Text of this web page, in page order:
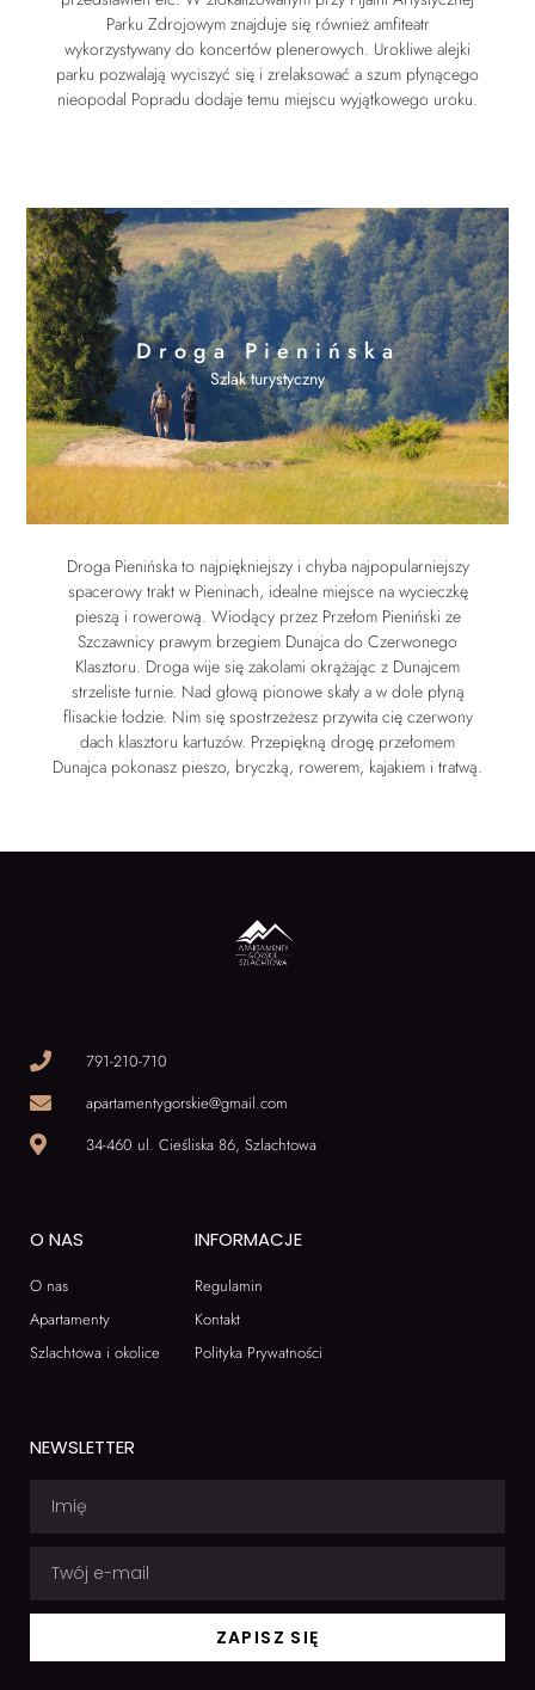
Parku Zdrojowym znajduje się również amfiteatr
wykorzystywany do koncertów plenerowych. Urokliwe alejki
parku pozwalają wyciszyć się i zrelaksować a szum płynącego
nieopodal Popradu dodaje temu miejscu wyjątkowego uroku.
Droga Pienińska
Szlak turystyczny
Droga Pienińska to najpiękniejszy i chyba najpopularniejszy
spacerowy trakt w Pieninach, idealne miejsce na wycieczkę
pieszą i rowerową. Wiodący przez Przełom Pieniński ze
Szczawnicy prawym brzegiem Dunajca do Czerwonego
Klasztoru. Droga wije się zakolami okrążając z Dunajcem
strzeliste turnie. Nad głową pionowe skały a w dole płyną
flisackie łodzie. Nim się spostrzeżesz przywita cię czerwony
dach klasztoru kartuzów. Przepiękną drogę przełomem
Dunajca pokonasz pieszo, bryczką, rowerem, kajakiem i tratwą.
791-210-710
apartamentygorskie@gmail.com
34-460 ul. Cieśliska 86, Szlachtowa
O NAS
O nas
Apartamenty
Szlachtowa i okolice
INFORMACJE
Regulamin
Kontakt
Polityka Prywatności
NEWSLETTER
ZAPISZ SIĘ